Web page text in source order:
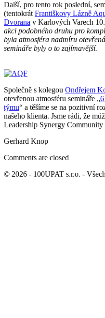
Další, pro tento rok poslední,
(tentokrátFrantiškovy Lázně
Dvorana v Karlových Varech
akci podobného druhu pro
byla atmosféra nadmíru
semináře byly o to zajímavější.
Společně s kolegou Ondřejem
otevřenou atmosféru semináře „
týmu“ a těšíme se na pozitivní
našeho klienta. Jsme rádi, že
Leadership Synergy Community
Gerhard Knop
Comments are closed
© 2026 - 100UPAT s.r.o. -